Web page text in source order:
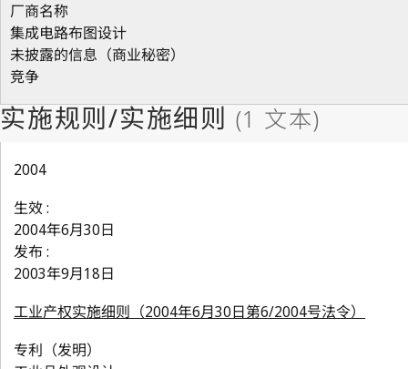
厂商名称
集成电路布图设计
未披露的信息（商业秘密）
竞争
2004
生效 :
2004年6月30日
发布 :
2003年9月18日
工业产权实施细则（2004年6月30日第6/2004号法令）
专利（发明）